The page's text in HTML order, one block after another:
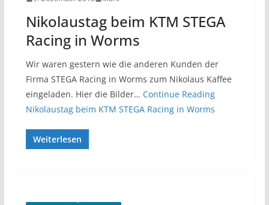
Nikolaustag beim KTM STEGA
Racing in Worms
Wir waren gestern wie die anderen Kunden der
Firma STEGA Racing in Worms zum Nikolaus Kaffee
eingeladen. Hier die Bilder… Continue Reading
Nikolaustag beim KTM STEGA Racing in Worms
Weiterlesen